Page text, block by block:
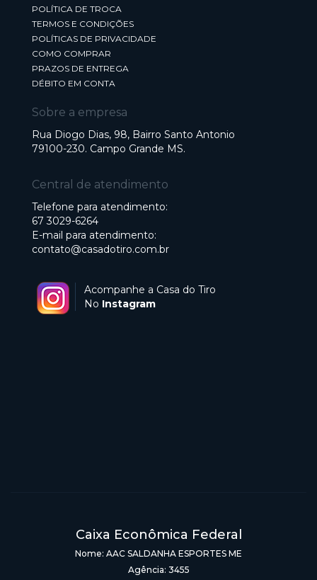
POLÍTICA DE TROCA
TERMOS E CONDIÇÕES
POLÍTICAS DE PRIVACIDADE
COMO COMPRAR
PRAZOS DE ENTREGA
DÉBITO EM CONTA
Sobre a empresa
Rua Diogo Dias, 98, Bairro Santo Antonio
79100-230. Campo Grande MS.
Central de atendimento
Telefone para atendimento:
67 3029-6264
E-mail para atendimento:
contato@casadotiro.com.br
Acompanhe a Casa do Tiro
No Instagram
Caixa Econômica Federal
Nome: AAC SALDANHA ESPORTES ME
Agência: 3455